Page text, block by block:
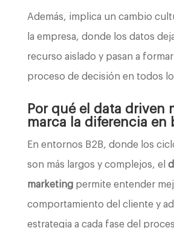
Además, implica un cambio
la empresa, donde los datos
recurso aislado y pasan a
proceso de decisión en todos
Por qué el data driven
marca la diferencia en
En entornos B2B, donde los
son más largos y complejos, el
marketingpermite entender
comportamiento del cliente y
estrategia a cada fase del